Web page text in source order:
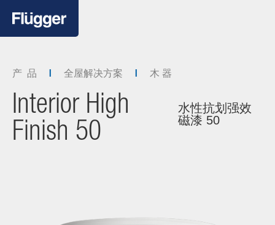
产 品 全屋解决方案 木 器
Interior High
Finish 50
水性抗划强效
磁漆 50